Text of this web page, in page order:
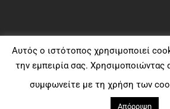
Αυτός ο ιστότοπος χρησιμοποιεί
την εμπειρία σας. Χρησιμοποιώντας
συμφωνείτε με τη χρήση των
Απόρριψη